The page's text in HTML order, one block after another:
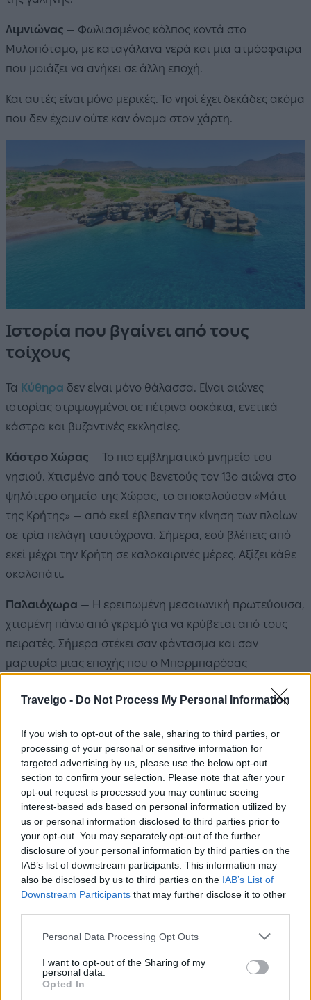
Travelgo - Do Not Process My Personal Information
If you wish to opt-out of the sale, sharing to third parties, or
processing of your personal or sensitive information for
targeted advertising by us, please use the below opt-out
section to confirm your selection. Please note that after your
opt-out request is processed you may continue seeing
interest-based ads based on personal information utilized by
us or personal information disclosed to third parties prior to
your opt-out. You may separately opt-out of the further
disclosure of your personal information by third parties on the
IAB’s list of downstream participants. This information may
also be disclosed by us to third parties on the IAB’s List of
Downstream Participants that may further disclose it to other
Please note that this website/app uses one or more Google
not limited to your visit or usage behaviour. You may click to
grant or deny consent to Google and its third-party tags to
use your data for below specified purposes in below Google
Personal Data Processing Opt Outs
I want to opt-out of the Sharing of my
personal data.
Opted In
Λιμνιώνας — Φωλιασμένος κόλπος κοντά στο
Μυλοπόταμο, με καταγάλανα νερά και μια ατμόσφαιρα
που μοιάζει να ανήκει σε άλλη εποχή.
Και αυτές είναι μόνο μερικές. Το νησί έχει δεκάδες ακόμα
που δεν έχουν ούτε καν όνομα στον χάρτη.
Ιστορία που βγαίνει από τους
τοίχους
Τα Κύθηρα δεν είναι μόνο θάλασσα. Είναι αιώνες
ιστορίας στριμωγμένοι σε πέτρινα σοκάκια, ενετικά
κάστρα και βυζαντινές εκκλησίες.
Κάστρο Χώρας — Το πιο εμβληματικό μνημείο του
νησιού. Χτισμένο από τους Βενετούς τον 13ο αιώνα στο
ψηλότερο σημείο της Χώρας, το αποκαλούσαν «Μάτι
της Κρήτης» — από εκεί έβλεπαν την κίνηση των πλοίων
σε τρία πελάγη ταυτόχρονα. Σήμερα, εσύ βλέπεις από
εκεί μέχρι την Κρήτη σε καλοκαιρινές μέρες. Αξίζει κάθε
σκαλοπάτι.
Παλαιόχωρα — Η ερειπωμένη μεσαιωνική πρωτεύουσα,
χτισμένη πάνω από γκρεμό για να κρύβεται από τους
πειρατές. Σήμερα στέκει σαν φάντασμα και σαν
μαρτυρία μιας εποχής που ο Μπαρμπαρόσας
ρεματιά, με τρεχούμενα νερά, παλιούς νερόμυλους και
ενετικό κάστρο που κατοικούνταν μέχρι τη δεκαετία του
'50. Η βόλτα στα σοκάκια του είναι ταξίδι στον χρόνο. Το
ηλιοβασίλεμα από τη δυτική πλευρά του κάστρου; Το
ωραιότερο του νησιού, λένε όσοι το έχουν δει.
Σπήλαιο Αγίας Σοφίας στον Κάλαμο — Μυσταγωγικό
σπήλαιο με μικρό εκκλησάκι που εντυπωσιάζει με την
επιβλητική του είσοδο.